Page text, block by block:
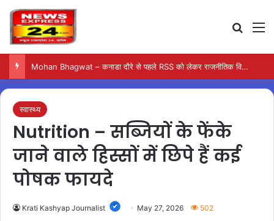
Mohan Bhagwat – कनाडा दौरे से पहले RSS को लेकर राजनीतिक विवाद गहराया
स्वास्थ्य
Nutrition – सब्जियों के फेंके
जाने वाले हिस्सों में छिपे हैं कई
पोषक फायदे
Krati Kashyap Journalist May 27, 2026 502